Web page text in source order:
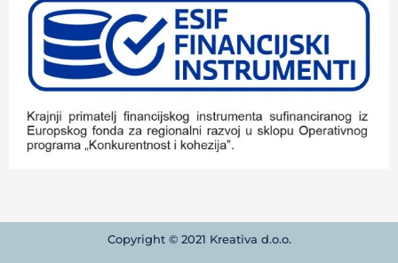
Copyright © 2021 Kreativa d.o.o.